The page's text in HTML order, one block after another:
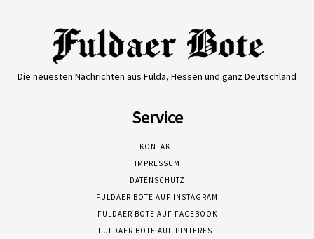
Die neuesten Nachrichten aus Fulda, Hessen und ganz Deutschland
Service
KONTAKT
IMPRESSUM
DATENSCHUTZ
FULDAER BOTE AUF INSTAGRAM
FULDAER BOTE AUF FACEBOOK
FULDAER BOTE AUF PINTEREST